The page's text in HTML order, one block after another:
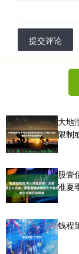
提交评论
大地
限制
股壹
准夏
钱程